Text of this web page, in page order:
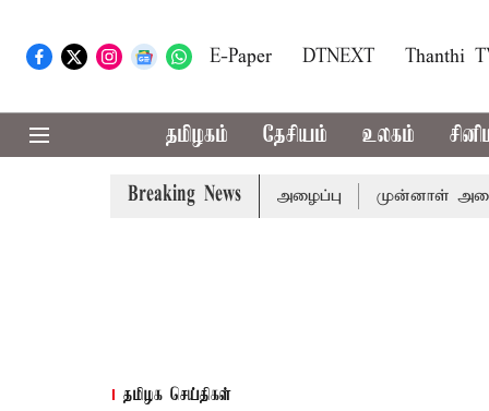
E-Paper DTNEXT Thanthi
தமிழகம் தேசியம் உலகம்
Breaking News
முதல்-அமைச்சர் விஜய் அழைப்பு முன்னாள் அமைச்சர்
தமிழக செய்திகள்